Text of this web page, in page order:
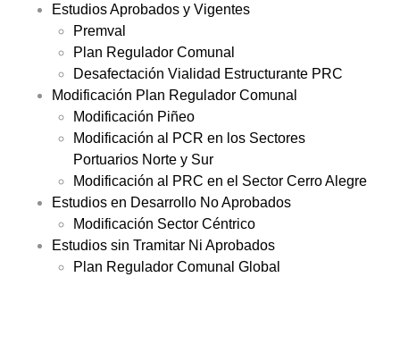
Estudios Aprobados y Vigentes
Premval
Plan Regulador Comunal
Desafectación Vialidad Estructurante PRC
Modificación Plan Regulador Comunal
Modificación Piñeo
Modificación al PCR en los Sectores
Portuarios Norte y Sur
Modificación al PRC en el Sector Cerro Alegre
Estudios en Desarrollo No Aprobados
Modificación Sector Céntrico
Estudios sin Tramitar Ni Aprobados
Plan Regulador Comunal Global